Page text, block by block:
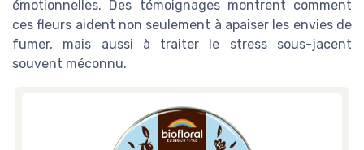
émotionnelles. Des témoignages montrent comment
ces fleurs aident non seulement à apaiser les envies de
fumer, mais aussi à traiter le stress sous-jacent
souvent méconnu.